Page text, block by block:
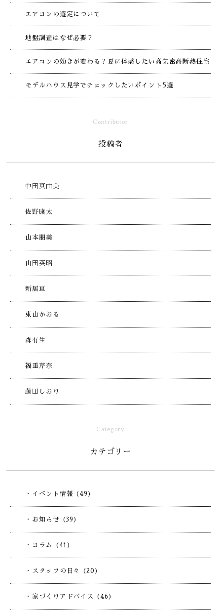
エアコンの選定について
地盤調査はなぜ必要？
エアコンの効きが変わる？夏に体感したい高気密高断熱住宅
モデルハウス見学でチェックしたいポイント5選
Contributor
投稿者
中田真由美
佐野康太
山本朋美
山田英昭
新居亘
東山かおる
森有生
福重芹奈
藤田しおり
Category
カテゴリー
・イベント情報 (49)
・お知らせ (39)
・コラム (41)
・スタッフの日々 (20)
・家づくりアドバイス (46)